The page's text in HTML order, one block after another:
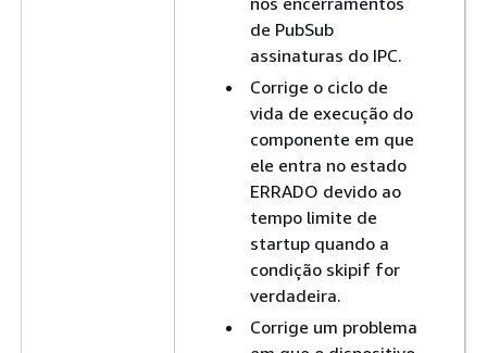
de PubSub
assinaturas do IPC.
Corrige o ciclo de
vida de execução do
componente em que
ele entra no estado
ERRADO devido ao
tempo limite de
startup quando a
condição skipif for
verdadeira.
Corrige um problema